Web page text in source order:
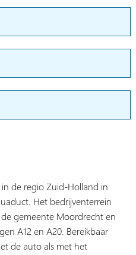
de regio Zuid-Holland in
Het bedrijventerrein
gemeente Moordrecht en
A12 en A20. Bereikbaar
de auto als met het